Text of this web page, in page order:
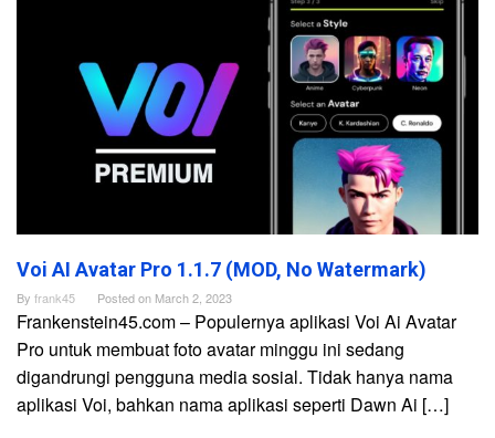
Voi AI Avatar Pro 1.1.7 (MOD, No Watermark)
By frank45 Posted on March 2, 2023
Frankenstein45.com – Populernya aplikasi Voi Ai Avatar
Pro untuk membuat foto avatar minggu ini sedang
digandrungi pengguna media sosial. Tidak hanya nama
aplikasi Voi, bahkan nama aplikasi seperti Dawn Ai […]